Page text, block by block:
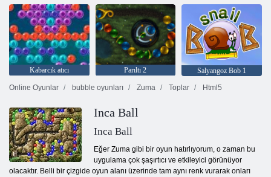
Kabarcık atıcı Parıltı 2
Salyangoz Bob 1
Online Oyunlar
bubble oyunları Zuma Toplar Html5
Inca Ball
Inca Ball
Eğer Zuma gibi bir oyun hatırlıyorum, o zaman bu
uygulama çok şaşırtıcı ve etkileyici görünüyor
olacaktır. Belli bir çizgide oyun alanı üzerinde tam aynı renk vurarak onları